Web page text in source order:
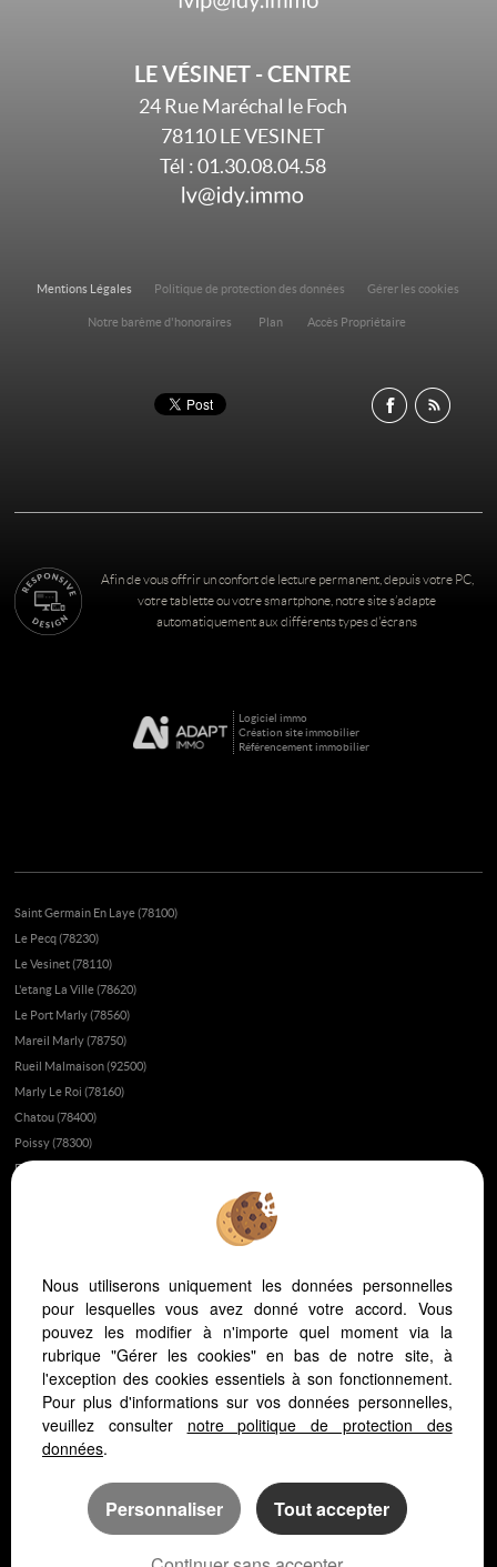
LE VÉSINET - CENTRE
24 Rue Maréchal le Foch
78110LE VESINET
Tél :01.30.08.04.58
Mentions Légales Politique de protection des données Gérer les cookies
Notre barème d'honoraires Plan Accès Propriétaire
Afin de vous offrir un confort de lecture permanent, depuis votre PC,
votre tablette ou votre smartphone, notre site s’adapte
automatiquement aux différents types d'écrans
Logiciel immo
Création site immobilier
Référencement immobilier
Saint Germain En Laye (78100)
Le Pecq (78230)
Le Vesinet (78110)
L'etang La Ville (78620)
Le Port Marly (78560)
Mareil Marly (78750)
Rueil Malmaison (92500)
Marly Le Roi (78160)
Chatou (78400)
Poissy (78300)
Fourqueux (78112)
Fait-il bon vivre à Saint-Germain-en-Laye?
L’immobilier au Vésinet
L’immobilier à Saint-Germain-en-Laye
L’immobilier dans les yvelines
Vivre dans les yvelines ou à Paris ?
L'hopital Saint Germain en Laye
L'immobilier au Pecq
Nous utiliserons uniquement les données personnelles
pour lesquelles vous avez donné votre accord. Vous
pouvez les modifier à n'importe quel moment via la
rubrique "Gérer les cookies" en bas de notre site, à
l'exception des cookies essentiels à son fonctionnement.
Pour plus d'informations sur vos données personnelles,
veuillez consulter notre politique de protection des
données.
Personnaliser Tout accepter